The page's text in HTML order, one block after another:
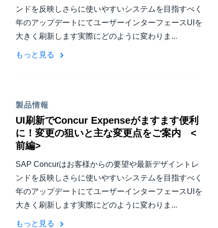
ンドを反映しさらに使いやすいシステムを目指すべく
年のアップデートにてユーザーインターフェースUIを
大きく刷新します実際にどのように変わりま...
もっと見る
製品情報
UI刷新でConcur Expenseがますます便利
に！変更の狙いと主な変更点をご案内 <
前編>
SAP Concurはお客様からの要望や最新デザイントレ
ンドを反映しさらに使いやすいシステムを目指すべく
年のアップデートにてユーザーインターフェースUIを
大きく刷新します実際にどのように変わりま...
もっと見る